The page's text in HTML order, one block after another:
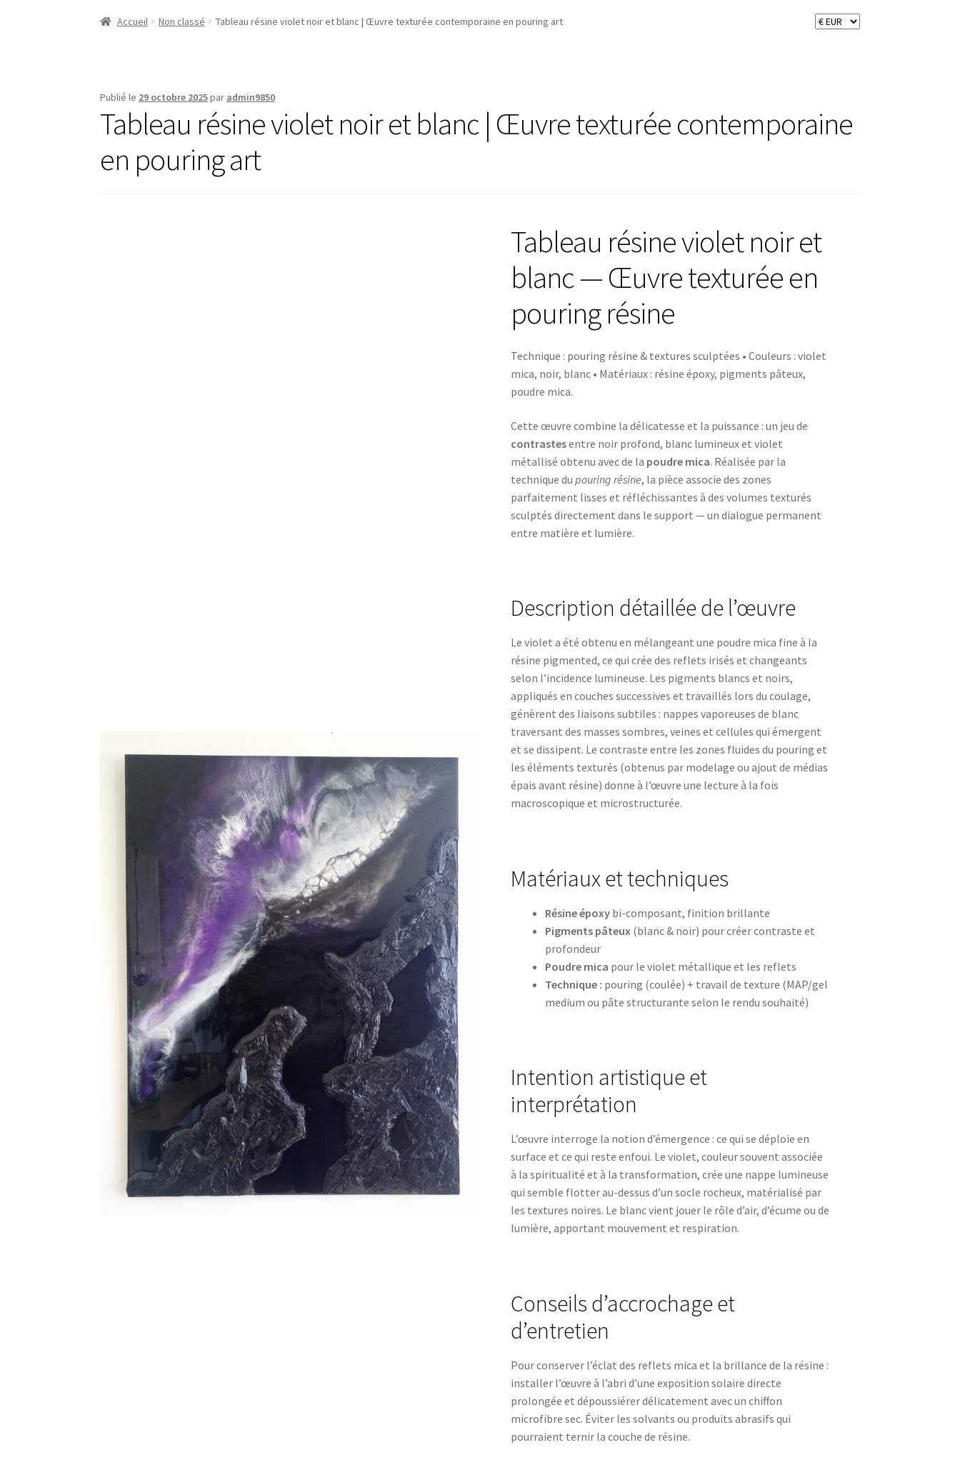
Accueil Non classé Tableau résine violet noir et blanc | Œuvre texturée contemporaine en pouring art
Publié le 29 octobre 2025par admin9850
Tableau résine violet noir et blanc | Œuvre texturée contemporaine
en pouring art
Tableau résine violet noir et
blanc — Œuvre texturée en
pouring résine
Technique : pouring résine & textures sculptées • Couleurs : violet
mica, noir, blanc • Matériaux : résine époxy, pigments pâteux,
poudre mica.
Cette œuvre combine la délicatesse et la puissance : un jeu de
contrastesentre noir profond, blanc lumineux et violet
métallisé obtenu avec de la poudre mica. Réalisée par la
technique du pouring résine, la pièce associe des zones
parfaitement lisses et réfléchissantes à des volumes texturés
sculptés directement dans le support — un dialogue permanent
entre matière et lumière.
Description détaillée de l’œuvre
Le violet a été obtenu en mélangeant une poudre mica fine à la
résine pigmented, ce qui crée des reflets irisés et changeants
selon l’incidence lumineuse. Les pigments blancs et noirs,
appliqués en couches successives et travaillés lors du coulage,
génèrent des liaisons subtiles : nappes vaporeuses de blanc
traversant des masses sombres, veines et cellules qui émergent
et se dissipent. Le contraste entre les zones fluides du pouring et
les éléments texturés (obtenus par modelage ou ajout de médias
épais avant résine) donne à l’œuvre une lecture à la fois
macroscopique et microstructurée.
Matériaux et techniques
Résine époxybi-composant, finition brillante
Pigments pâteux (blanc & noir) pour créer contraste et
profondeur
Poudre mica pour le violet métallique et les reflets
Technique : pouring (coulée) + travail de texture (MAP/gel
medium ou pâte structurante selon le rendu souhaité)
Intention artistique et
interprétation
L’œuvre interroge la notion d’émergence : ce qui se déploie en
surface et ce qui reste enfoui. Le violet, couleur souvent associée
à la spiritualité et à la transformation, crée une nappe lumineuse
qui semble flotter au-dessus d’un socle rocheux, matérialisé par
les textures noires. Le blanc vient jouer le rôle d’air, d’écume ou de
lumière, apportant mouvement et respiration.
Conseils d’accrochage et
d’entretien
Pour conserver l’éclat des reflets mica et la brillance de la résine :
installer l’œuvre à l’abri d’une exposition solaire directe
prolongée et dépoussiérer délicatement avec un chiffon
microfibre sec. Éviter les solvants ou produits abrasifs qui
pourraient ternir la couche de résine.